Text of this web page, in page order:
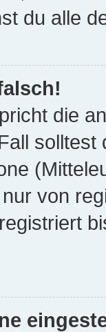
du alle
die
solltest
von